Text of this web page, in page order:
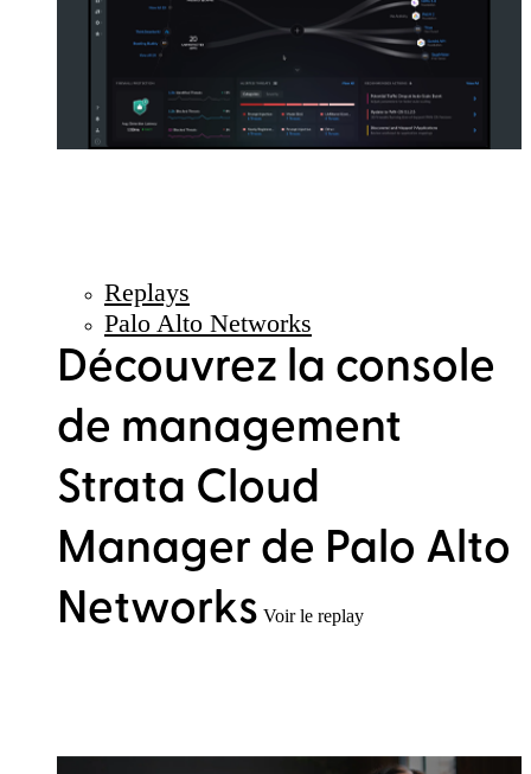
Replays
Palo Alto Networks
Découvrez la console
de management
Strata Cloud
Manager de Palo Alto
Networks Voir le replay